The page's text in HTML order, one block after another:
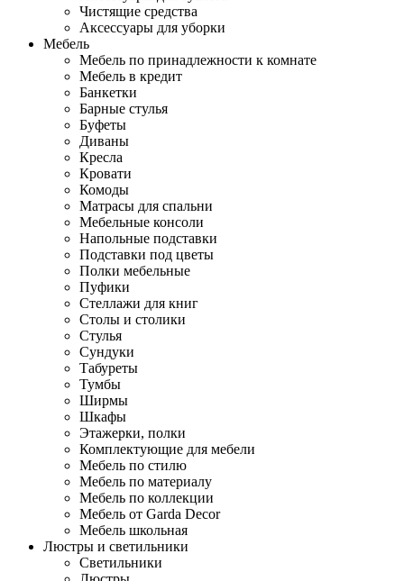
Чистящие средства
Аксессуары для уборки
Мебель
Мебель по принадлежности к комнате
Мебель в кредит
Банкетки
Барные стулья
Буфеты
Диваны
Кресла
Кровати
Комоды
Матрасы для спальни
Мебельные консоли
Напольные подставки
Подставки под цветы
Полки мебельные
Пуфики
Стеллажи для книг
Столы и столики
Стулья
Сундуки
Табуреты
Тумбы
Ширмы
Шкафы
Этажерки, полки
Комплектующие для мебели
Мебель по стилю
Мебель по материалу
Мебель по коллекции
Мебель от Garda Decor
Мебель школьная
Люстры и светильники
Светильники